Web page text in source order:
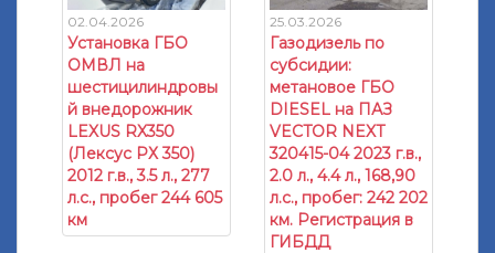
02.04.2026
Установка ГБО
ОМВЛ на
шестицилиндровы
й внедорожник
LEXUS RX350
(Лексус РХ 350)
2012 г.в., 3.5 л., 277
л.с., пробег 244 605
км
25.03.2026
Газодизель по
субсидии:
метановое ГБО
DIESEL на ПАЗ
VECTOR NEXT
320415-04 2023 г.в.,
2.0 л., 4.4 л., 168,90
л.с., пробег: 242 202
км. Регистрация в
ГИБДД